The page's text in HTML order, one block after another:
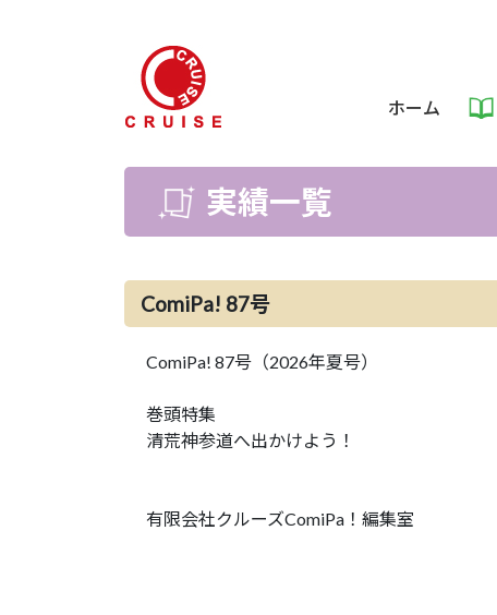
ホーム
実績一覧
ComiPa! 87号
ComiPa! 87号（2026年夏号）
巻頭特集
清荒神参道へ出かけよう！
有限会社クルーズComiPa！編集室